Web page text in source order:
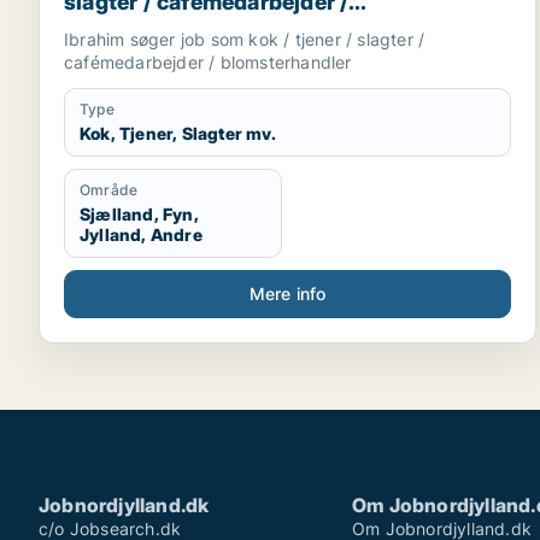
blomsterhandler
Ibrahim søger job som kok / tjener / slagter /
cafémedarbejder / blomsterhandler
Type
Kok, Tjener, Slagter mv.
Område
Sjælland, Fyn,
Jylland, Andre
Mere info
Jobnordjylland.dk
c/o Jobsearch.dk
Om
Om Jobnordjylland.dk